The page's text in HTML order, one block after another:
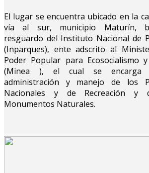
El lugar se encuentra ubicado en la
vía al sur, municipio Maturín,
resguardo del Instituto Nacional de
(Inparques), ente adscrito al
Poder Popular para Ecosocialismo
(Minea ), el cual se
administración y manejo de los
Nacionales y de Recreación y
Monumentos Naturales.